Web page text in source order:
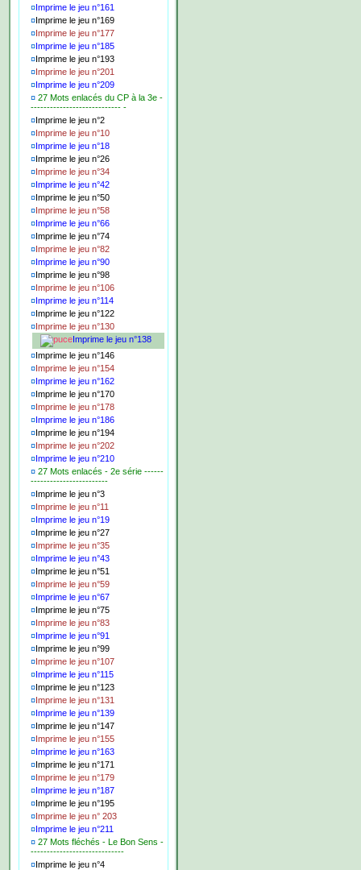
¤Imprime le jeu n°161
¤Imprime le jeu n°169
¤Imprime le jeu n°177
¤Imprime le jeu n°185
¤Imprime le jeu n°193
¤Imprime le jeu n°201
¤Imprime le jeu n°209
¤ 27 Mots enlacés du CP à la 3e -
---------------------------- -
¤Imprime le jeu n°2
¤Imprime le jeu n°10
¤Imprime le jeu n°18
¤Imprime le jeu n°26
¤Imprime le jeu n°34
¤Imprime le jeu n°42
¤Imprime le jeu n°50
¤Imprime le jeu n°58
¤Imprime le jeu n°66
¤Imprime le jeu n°74
¤Imprime le jeu n°82
¤Imprime le jeu n°90
¤Imprime le jeu n°98
¤Imprime le jeu n°106
¤Imprime le jeu n°114
¤Imprime le jeu n°122
¤Imprime le jeu n°130
Imprime le jeu n°138
¤Imprime le jeu n°146
¤Imprime le jeu n°154
¤Imprime le jeu n°162
¤Imprime le jeu n°170
¤Imprime le jeu n°178
¤Imprime le jeu n°186
¤Imprime le jeu n°194
¤Imprime le jeu n°202
¤Imprime le jeu n°210
¤ 27 Mots enlacés - 2e série ------
------------------------
¤Imprime le jeu n°3
¤Imprime le jeu n°11
¤Imprime le jeu n°19
¤Imprime le jeu n°27
¤Imprime le jeu n°35
¤Imprime le jeu n°43
¤Imprime le jeu n°51
¤Imprime le jeu n°59
¤Imprime le jeu n°67
¤Imprime le jeu n°75
¤Imprime le jeu n°83
¤Imprime le jeu n°91
¤Imprime le jeu n°99
¤Imprime le jeu n°107
¤Imprime le jeu n°115
¤Imprime le jeu n°123
¤Imprime le jeu n°131
¤Imprime le jeu n°139
¤Imprime le jeu n°147
¤Imprime le jeu n°155
¤Imprime le jeu n°163
¤Imprime le jeu n°171
¤Imprime le jeu n°179
¤Imprime le jeu n°187
¤Imprime le jeu n°195
¤Imprime le jeu n° 203
¤Imprime le jeu n°211
¤ 27 Mots fléchés - Le Bon Sens -
-----------------------------
¤Imprime le jeu n°4